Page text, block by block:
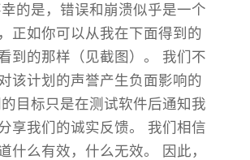
的是，错误和崩溃似乎是一个
正如你可以从我在下面得到的
到的那样（见截图）。 我们不
该计划的声誉产生负面影响的
目标只是在测试软件后通知我
享我们的诚实反馈。 我们相信
什么有效，什么无效。 因此，